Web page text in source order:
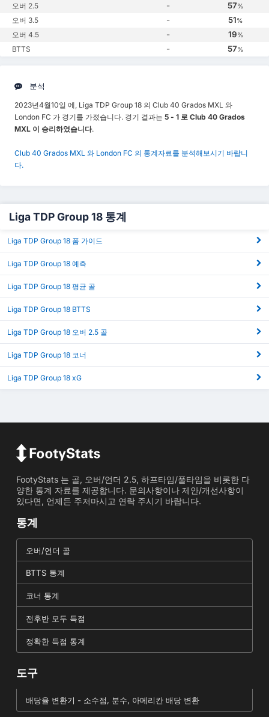
오버 2.5 - 57%
오버 3.5 - 51%
오버 4.5 - 19%
BTTS - 57%
분석
2023년4월10일 에, Liga TDP Group 18 의 Club 40 Grados MXL 와
London FC 가 경기를 가졌습니다. 경기 결과는 5 - 1 로 Club 40 Grados
MXL 이 승리하였습니다.
Club 40 Grados MXL 와 London FC 의 통계자료를 분석해보시기 바랍니
다.
Liga TDP Group 18 통계
Liga TDP Group 18 폼 가이드
Liga TDP Group 18 예측
Liga TDP Group 18 평균 골
Liga TDP Group 18 BTTS
Liga TDP Group 18 오버 2.5 골
Liga TDP Group 18 코너
Liga TDP Group 18 xG
FootyStats 는 골, 오버/언더 2.5, 하프타임/풀타임을 비롯한 다
양한 통계 자료를 제공합니다. 문의사항이나 제안/개선사항이
있다면, 언제든 주저마시고 연락 주시기 바랍니다.
통계
오버/언더 골
BTTS 통계
코너 통계
전후반 모두 득점
정확한 득점 통계
도구
배당율 변환기 - 소수점, 분수, 아메리칸 배당 변환